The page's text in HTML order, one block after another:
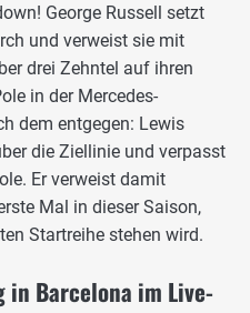
George Russell setzt
und verweist sie mit
drei Zehntel auf ihren
in der Mercedes-
dem entgegen: Lewis
die Ziellinie und verpasst
Er verweist damit
Mal in dieser Saison,
Startreihe stehen wird.
in Barcelona im Live-